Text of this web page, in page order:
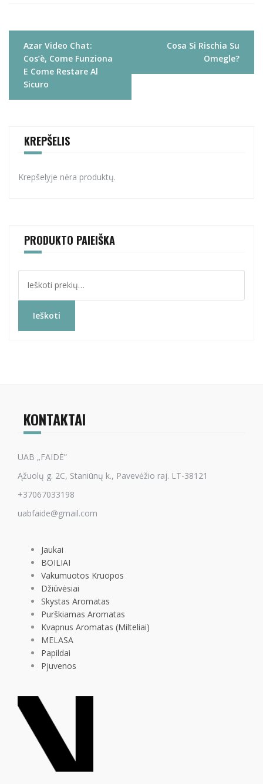
Navigacija
tarp
įrašų
Azar Video Chat:
Cos’è, Come Funziona
E Come Restare Al
Sicuro
Cosa Si Rischia Su
Omegle?
KREPŠELIS
Krepšelyje nėra produktų.
PRODUKTO PAIEIŠKA
Ieškoti
KONTAKTAI
UAB „FAIDĖ”
Ąžuolų g. 2C, Staniūnų k., Pavevėžio raj. LT-38121
+37067033198
uabfaide@gmail.com
Jaukai
BOILIAI
Vakumuotos Kruopos
Džiūvėsiai
Skystas Aromatas
Purškiamas Aromatas
Kvapnus Aromatas (Milteliai)
MELASA
Papildai
Pjuvenos